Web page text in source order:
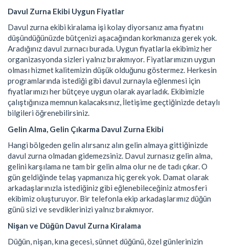
Davul Zurna Ekibi Uygun Fiyatlar
Davul zurna ekibi kiralama işi kolay diyorsanız ama fiyatını
düşündüğünüzde bütçenizi aşacağından korkmanıza gerek yok.
Aradığınız davul zurnacı burada. Uygun fiyatlarla ekibimiz her
organizasyonda sizleri yalnız bırakmıyor. Fiyatlarımızın uygun
olması hizmet kalitemizin düşük olduğunu göstermez. Herkesin
programlarında istediği gibi davul zurnayla eğlenmesi için
fiyatlarımızı her bütçeye uygun olarak ayarladık. Ekibimizle
çalıştığınıza memnun kalacaksınız, İletişime geçtiğinizde detaylı
bilgileri öğrenebilirsiniz.
Gelin Alma, Gelin Çıkarma Davul Zurna Ekibi
Hangi bölgeden gelin alırsanız alın gelin almaya gittiğinizde
davul zurna olmadan gidemezsiniz. Davul zurnasız gelin alma,
gelini karşılama ne tam bir gelin alma olur ne de tadı çıkar. O
gün geldiğinde telaş yapmanıza hiç gerek yok. Damat olarak
arkadaşlarınızla istediğiniz gibi eğlenebileceğiniz atmosferi
ekibimiz oluşturuyor. Bir telefonla ekip arkadaşlarımız düğün
günü sizi ve sevdiklerinizi yalnız bırakmıyor.
Nişan ve Düğün Davul Zurna Kiralama
Düğün, nişan, kına gecesi, sünnet düğünü, özel günlerinizin